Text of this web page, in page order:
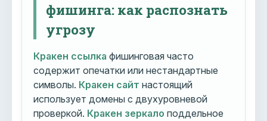
фишинга: как распознать
угрозу
Кракен ссылка фишинговая часто
содержит опечатки или нестандартные
символы. Кракен сайт настоящий
использует домены с двухуровневой
проверкой. Кракен зеркало поддельное